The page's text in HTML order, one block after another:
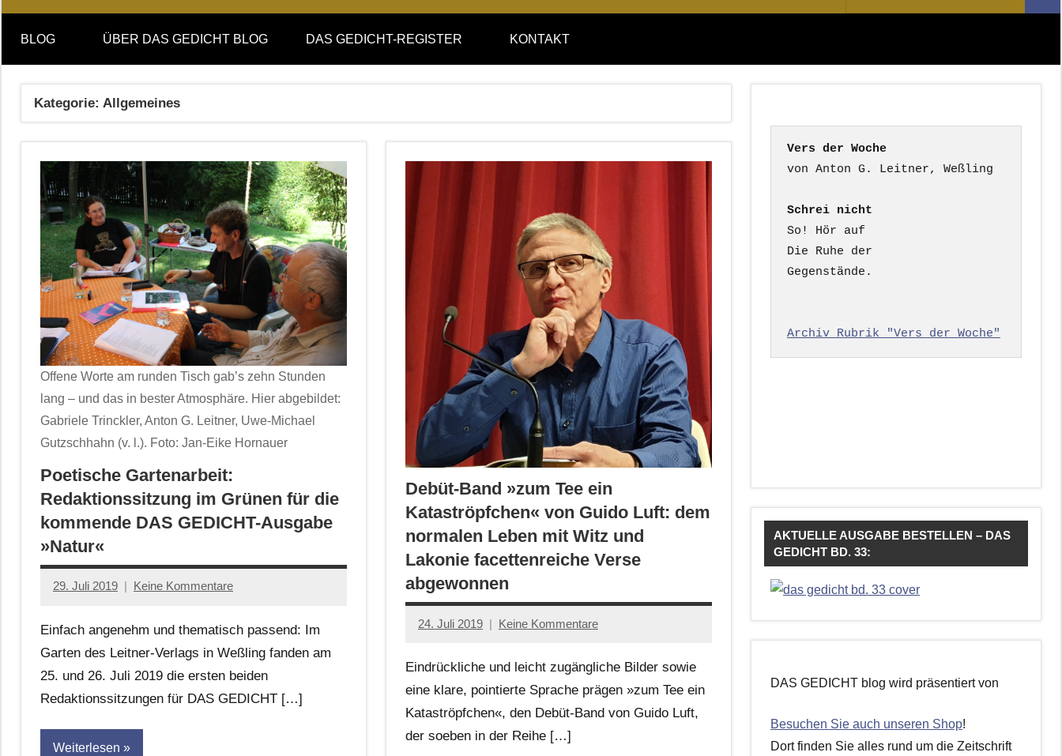
DAS
GEDICHT
blog
DAS
GEDICHT.
Zeitschrift
nach:
BLOG ÜBER DAS GEDICHT BLOG DAS GEDICHT-REGISTER KONTAKT
Kategorie: Allgemeines
Offene Worte am runden Tisch gab’s zehn Stunden
lang – und das in bester Atmosphäre. Hier abgebildet:
Gabriele Trinckler, Anton G. Leitner, Uwe-Michael
Gutzschhahn (v. l.). Foto: Jan-Eike Hornauer
Poetische Gartenarbeit:
Redaktionssitzung im Grünen für die
kommende DAS GEDICHT-Ausgabe
»Natur«
29. Juli 2019
Jan-
Hornauer
für
dasgedichtblog
Keine Kommentare
Einfach angenehm und thematisch passend: Im
Garten des Leitner-Verlags in Weßling fanden am
25. und 26. Juli 2019 die ersten beiden
Redaktionssitzungen für DAS GEDICHT […]
Weiterlesen
Debüt-Band »zum Tee ein
Kataströpfchen« von Guido Luft: dem
normalen Leben mit Witz und
Lakonie facettenreiche Verse
abgewonnen
24. Juli 2019
Jan-
Hornauer
für
dasgedichtblog
Keine Kommentare
Eindrückliche und leicht zugängliche Bilder sowie
eine klare, pointierte Sprache prägen »zum Tee ein
Kataströpfchen«, den Debüt-Band von Guido Luft,
der soeben in der Reihe […]
Vers der Woche
Schrei nicht
So! Hör auf
Die Ruhe der
Gegenstände.
Archiv Rubrik "Vers der Woche"
AKTUELLE AUSGABE BESTELLEN – DAS
GEDICHT BD. 33:
DAS GEDICHT blog wird präsentiert von
Besuchen Sie auch unseren Shop!
Dort finden Sie alles rund um die Zeitschrift